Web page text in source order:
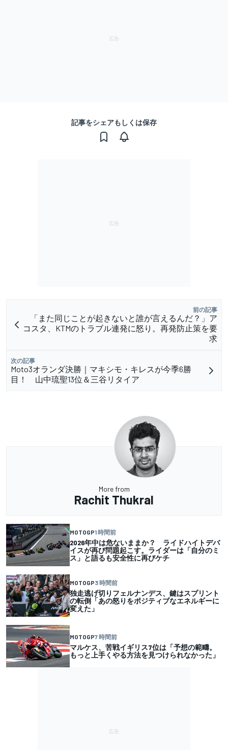
記事をシェアもしくは保存
前の記事
「また同じことが起きないと誰が言えるんだ？」ア
コスタ、KTMのトラブル連発に怒り。再発防止策を要
求
次の記事
Moto3オランダ決勝｜マキシモ・キレスが今季6勝
目！ 山中琉聖13位＆三谷リタイア
More from
Rachit Thukral
MOTOGP1 時間前
2026年中は危ないままか？ ライドハイトデバ
イスが再び問題起こす。ライダーは「自分のミ
ス」と語るも安全性に再びケチ
MOTOGP3 時間前
独走逃げ切りフェルナンデス、鍵はスプリント
の転倒「あの怒りをポジティブなエネルギーに
変えた」
MOTOGP7 時間前
マルケス、苦戦イギリス7位は「予想の範疇。
もっと上手くやる方法を見つけられなかった」